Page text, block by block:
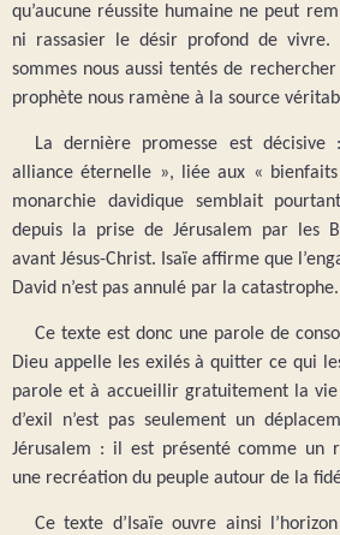
qu’aucune réussite humaine ne peut
ni rassasier le désir profond de vivre.
sommes nous aussi tentés de
prophète nous ramène à la source
La dernière promesse est
alliance éternelle », liée aux «
monarchie davidique semblait
depuis la prise de Jérusalem par les
avant Jésus-Christ. Isaïe affirme que
David n’est pas annulé par la catastrophe.
Ce texte est donc une parole de
Dieu appelle les exilés à quitter ce qui
parole et à accueillir gratuitement la
d’exil n’est pas seulement un
Jérusalem : il est présenté comme un
une recréation du peuple autour de la
Ce texte d’Isaïe ouvre ainsi